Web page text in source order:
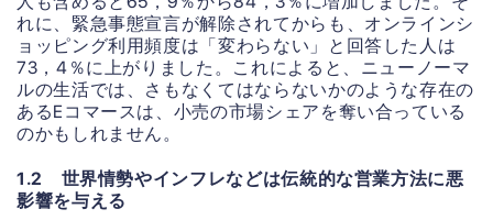
れに、緊急事態宣言が解除されてからも、オンラインシ
ョッピング利用頻度は「変わらない」と回答した人は
73，4％に上がりました。これによると、ニューノーマ
ルの生活では、さもなくてはならないかのような存在の
あるEコマースは、小売の市場シェアを奪い合っている
のかもしれません。
1.2 世界情勢やインフレなどは伝統的な営業方法に悪
影響を与える